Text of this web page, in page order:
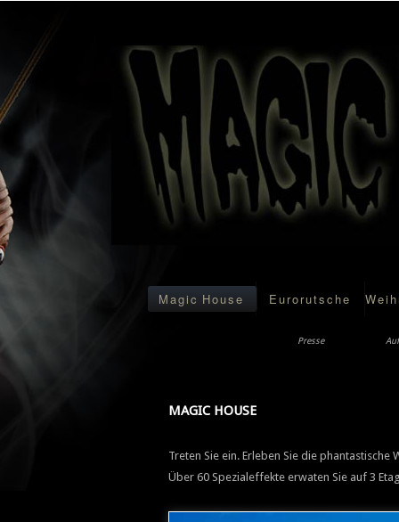
Magic House Eurorutsche
Presse
MAGIC HOUSE
Treten Sie ein. Erleben Sie die
Über 60 Spezialeffekte erwaten Sie auf 3